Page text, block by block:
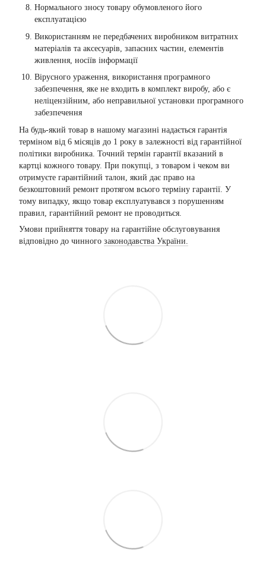
Нормального зносу товару обумовленого його
експлуатацією
Використанням не передбачених виробником витратних
матеріалів та аксесуарів, запасних частин, елементів
живлення, носіїв інформації
Вірусного ураження, використання програмного
забезпечення, яке не входить в комплект виробу, або є
неліцензійним, або неправильної установки програмного
забезпечення
На будь-який товар в нашому магазині надається гарантія
терміном від 6 місяців до 1 року в залежності від гарантійної
політики виробника. Точний термін гарантії вказаний в
картці кожного товару. При покупці, з товаром і чеком ви
отримуєте гарантійний талон, який дає право на
безкоштовний ремонт протягом всього терміну гарантії. У
тому випадку, якщо товар експлуатувався з порушенням
правил, гарантійний ремонт не проводиться.
Умови прийняття товару на гарантійне обслуговування
відповідно до чинного законодавства України.